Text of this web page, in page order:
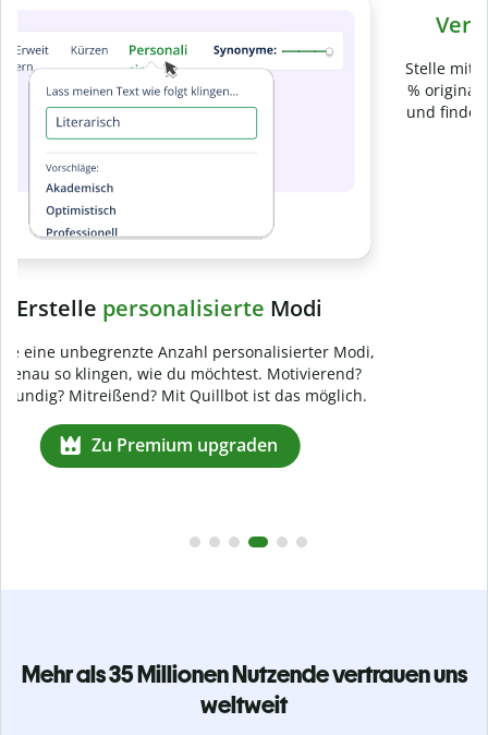
Stelle mit der Plagiatsprüfung sicher, dass dein Text zu 100
% original ist. Analysiere deine Arbeit in Sekundenschnelle
und finde fehlende Quellenangaben in über 100 Sprachen.
Mehr als 35 Millionen Nutzende vertrauen uns
weltweit